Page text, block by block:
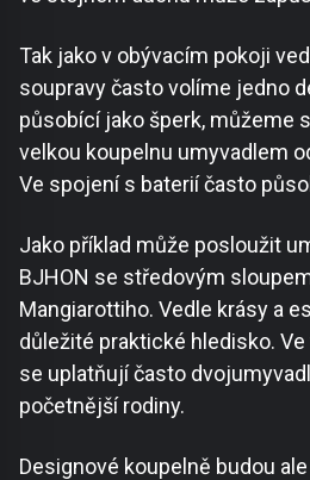
Tak jako v obývacím pokoji
soupravy často volíme jedno
působící jako šperk, můžeme
velkou koupelnu umyvadlem
Ve spojení s baterií často
Jako příklad může posloužit
BJHON se středovým
Mangiarottiho. Vedle krásy a
důležité praktické hledisko.
se uplatňují často
početnější rodiny.
Designové koupelně budou